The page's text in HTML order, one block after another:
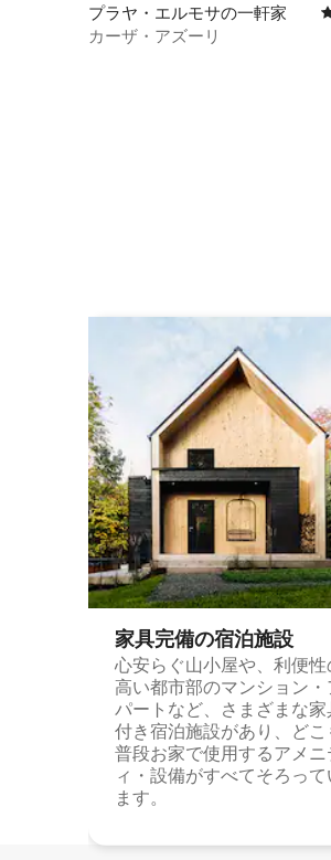
プラヤ・エルモサの一軒家
カーザ・アズーリ
家具完備の宿⁠泊⁠施⁠設
心安らぐ山小屋や、利便性
高い都市部のマンション・
パートなど、さまざまな家
付き宿泊施設があり、どこ
普段お家で使用するアメニ
ィ・設備がすべてそろって
ます。